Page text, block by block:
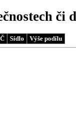
či
Sídlo Výše podílu